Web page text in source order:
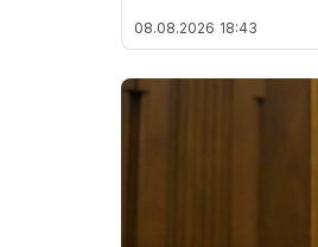
08.08.2026 18:43